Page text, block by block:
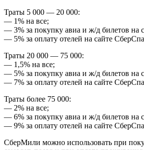
Траты 5 000 — 20 000:
— 1% на все;
— 3% за покупку авиа и ж/д билетов на
— 5% за оплату отелей на сайте
Траты 20 000 — 75 000:
— 1,5% на все;
— 5% за покупку авиа и ж/д билетов на
— 7% за оплату отелей на сайте
Траты более 75 000:
— 2% на все;
— 6% за покупку авиа и ж/д билетов на
— 9% за оплату отелей на сайте
СберМили можно использовать при